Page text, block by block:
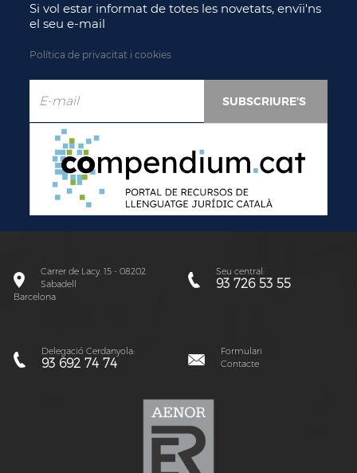
Si vol estar informat de totes les novetats, envïi'ns
el seu e-mail
Política de privacitat i cookies
Carrer de Lacy, 15 - 08202
Sabadell
Barcelona
Seu central:
93 726 53 55
Delegació Cerdanyola:
93 692 74 74
Formulari
Contacte